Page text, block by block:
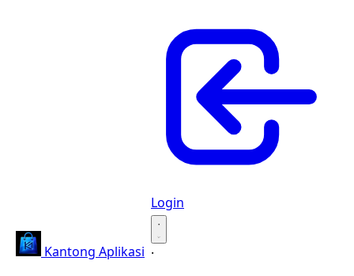
Kantong Aplikasi
Login
·
·